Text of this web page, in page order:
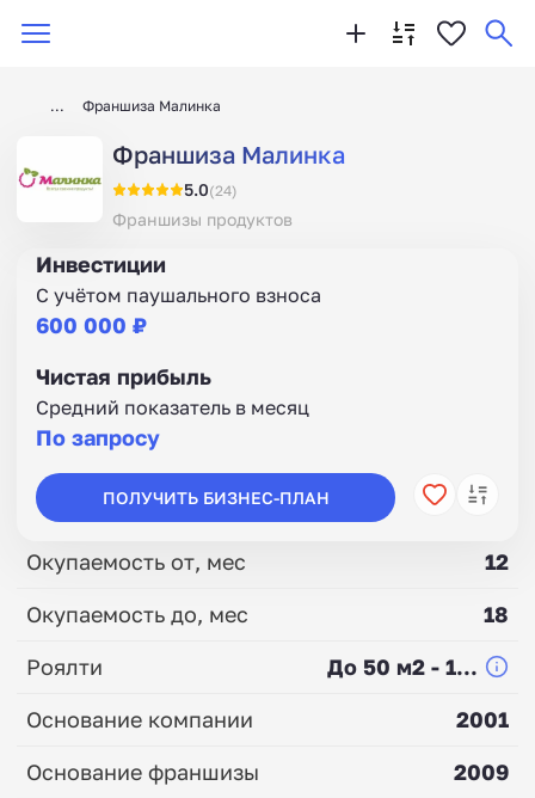
Франшиза Малинка
Франшиза Малинка
5.0(24)
Франшизы продуктов
Инвестиции
С учётом паушального взноса
600 000 ₽
Чистая прибыль
Средний показатель в месяц
По запросу
ПОЛУЧИТЬ БИЗНЕС-ПЛАН
Окупаемость от, мес
12
Окупаемость до, мес
18
Роялти
До 50 м2 - 1...
Основание компании
2001
Основание франшизы
2009